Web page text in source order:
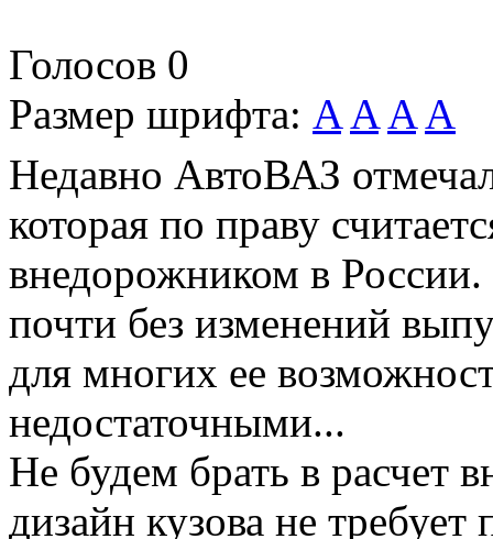
Голосов 0
Размер шрифта: A A A A
Недавно АвтоВАЗ
которая по праву
внедорожником в
почти без изменений
для многих ее
недостаточными...
Не будем брать в расчет
дизайн кузова не